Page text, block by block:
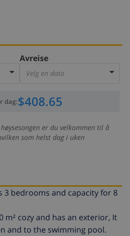
Avreise
Velg en dato
dag:$408.65
er du velkommen til å
som helst dag i uken
3 bedrooms and capacity for 8
m² cozy and has an exterior, It
and to the swimming pool.